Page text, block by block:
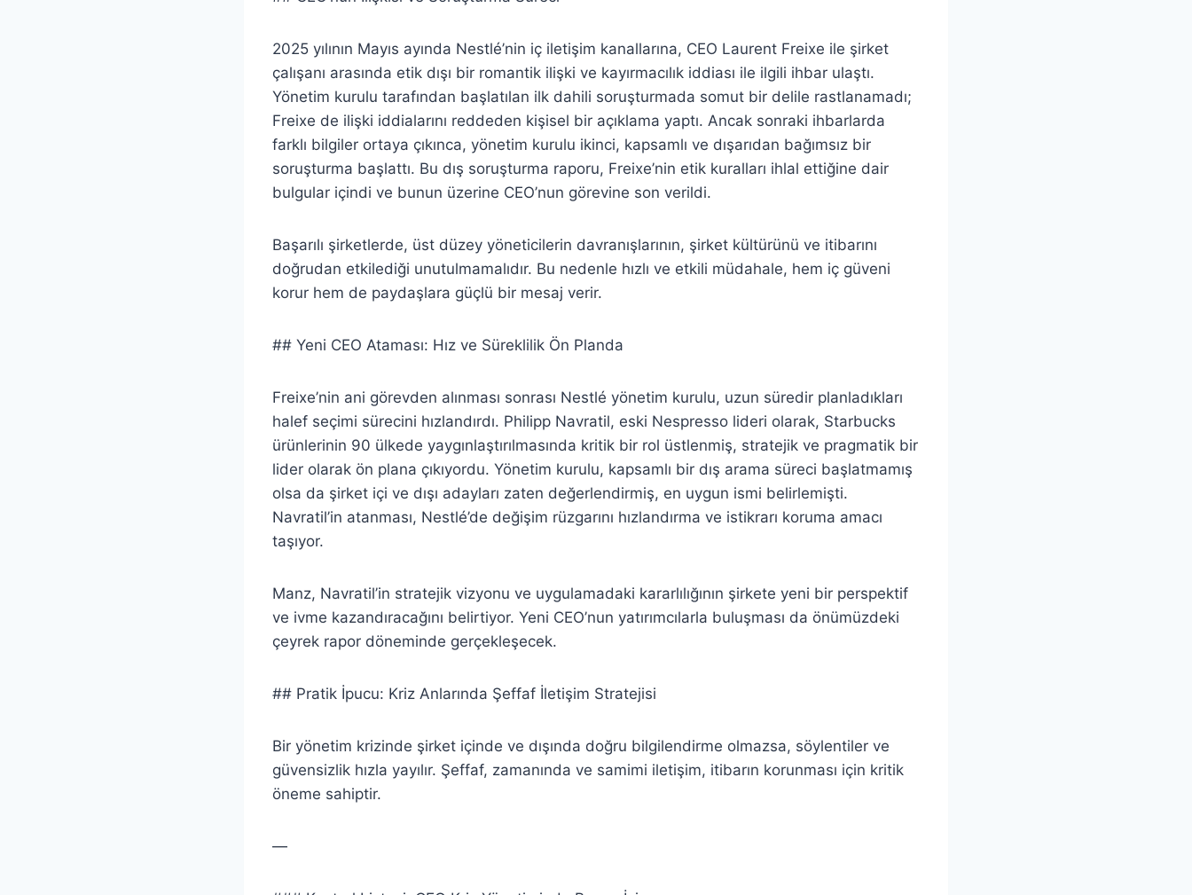
2025 yılının Mayıs ayında Nestlé’nin iç iletişim kanallarına, CEO Laurent Freixe ile şirket
çalışanı arasında etik dışı bir romantik ilişki ve kayırmacılık iddiası ile ilgili ihbar ulaştı.
Yönetim kurulu tarafından başlatılan ilk dahili soruşturmada somut bir delile rastlanamadı;
Freixe de ilişki iddialarını reddeden kişisel bir açıklama yaptı. Ancak sonraki ihbarlarda
farklı bilgiler ortaya çıkınca, yönetim kurulu ikinci, kapsamlı ve dışarıdan bağımsız bir
soruşturma başlattı. Bu dış soruşturma raporu, Freixe’nin etik kuralları ihlal ettiğine dair
bulgular içindi ve bunun üzerine CEO’nun görevine son verildi.
Başarılı şirketlerde, üst düzey yöneticilerin davranışlarının, şirket kültürünü ve itibarını
doğrudan etkilediği unutulmamalıdır. Bu nedenle hızlı ve etkili müdahale, hem iç güveni
korur hem de paydaşlara güçlü bir mesaj verir.
## Yeni CEO Ataması: Hız ve Süreklilik Ön Planda
Freixe’nin ani görevden alınması sonrası Nestlé yönetim kurulu, uzun süredir planladıkları
halef seçimi sürecini hızlandırdı. Philipp Navratil, eski Nespresso lideri olarak, Starbucks
ürünlerinin 90 ülkede yaygınlaştırılmasında kritik bir rol üstlenmiş, stratejik ve pragmatik bir
lider olarak ön plana çıkıyordu. Yönetim kurulu, kapsamlı bir dış arama süreci başlatmamış
olsa da şirket içi ve dışı adayları zaten değerlendirmiş, en uygun ismi belirlemişti.
Navratil’in atanması, Nestlé’de değişim rüzgarını hızlandırma ve istikrarı koruma amacı
taşıyor.
Manz, Navratil’in stratejik vizyonu ve uygulamadaki kararlılığının şirkete yeni bir perspektif
ve ivme kazandıracağını belirtiyor. Yeni CEO’nun yatırımcılarla buluşması da önümüzdeki
çeyrek rapor döneminde gerçekleşecek.
## Pratik İpucu: Kriz Anlarında Şeffaf İletişim Stratejisi
Bir yönetim krizinde şirket içinde ve dışında doğru bilgilendirme olmazsa, söylentiler ve
güvensizlik hızla yayılır. Şeffaf, zamanında ve samimi iletişim, itibarın korunması için kritik
öneme sahiptir.
—